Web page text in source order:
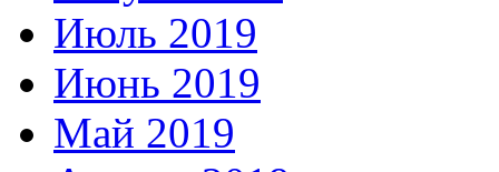
Июль 2019
Июнь 2019
Май 2019